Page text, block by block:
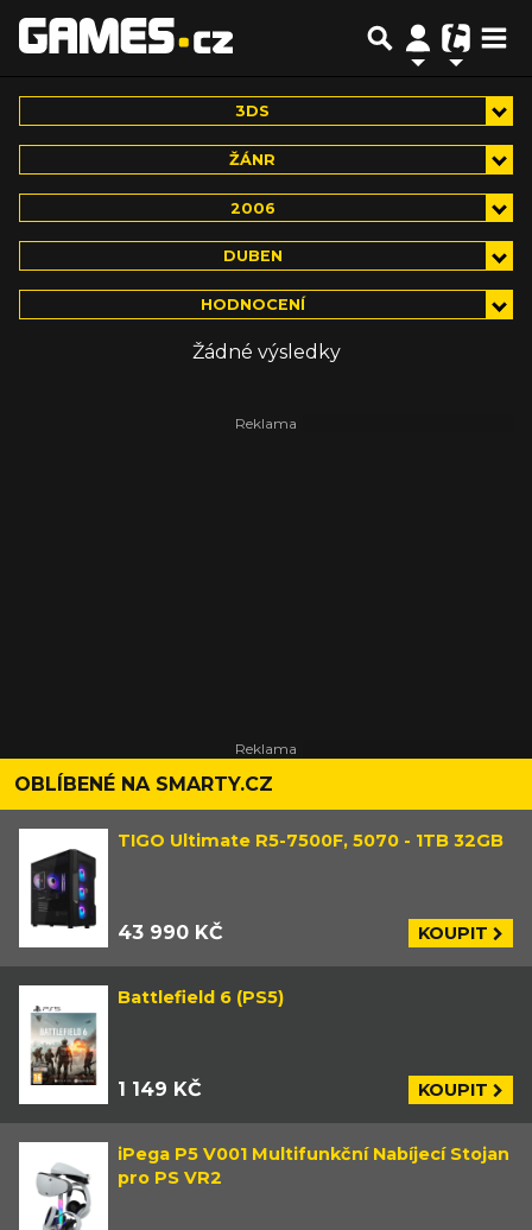
3DS
ŽÁNR
2006
DUBEN
HODNOCENÍ
Žádné výsledky
OBLÍBENÉ NA SMARTY.CZ
TIGO Ultimate R5-7500F, 5070 - 1TB 32GB
43 990 KČ KOUPIT
Battlefield 6 (PS5)
1 149 KČ KOUPIT
iPega P5 V001 Multifunkční Nabíjecí Stojan
pro PS VR2